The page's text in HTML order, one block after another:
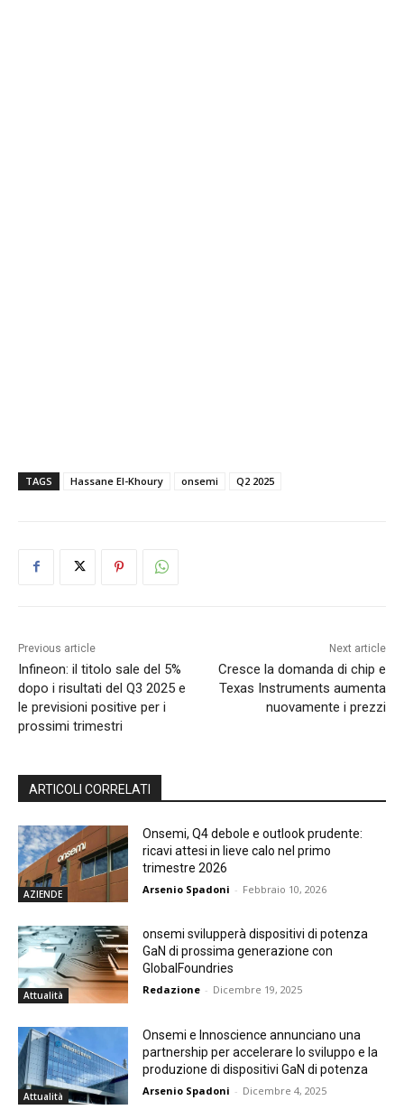
TAGS Hassane El-Khoury onsemi Q2 2025
Previous article
Infineon: il titolo sale del 5%
dopo i risultati del Q3 2025 e
le previsioni positive per i
prossimi trimestri
Next article
Cresce la domanda di chip e
Texas Instruments aumenta
nuovamente i prezzi
ARTICOLI CORRELATI
AZIENDE
Onsemi, Q4 debole e outlook prudente:
ricavi attesi in lieve calo nel primo
trimestre 2026
Arsenio Spadoni - Febbraio 10, 2026
Attualità
onsemi svilupperà dispositivi di potenza
GaN di prossima generazione con
GlobalFoundries
Redazione - Dicembre 19, 2025
Attualità
Onsemi e Innoscience annunciano una
partnership per accelerare lo sviluppo e la
produzione di dispositivi GaN di potenza
Arsenio Spadoni - Dicembre 4, 2025